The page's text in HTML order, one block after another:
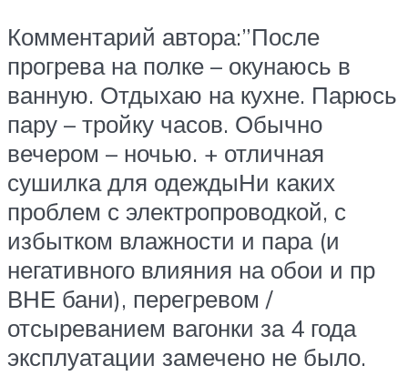
Комментарий автора:”После
прогрева на полке – окунаюсь в
ванную. Отдыхаю на кухне. Парюсь
пару – тройку часов. Обычно
вечером – ночью. + отличная
сушилка для одеждыНи каких
проблем с электропроводкой, с
избытком влажности и пара (и
негативного влияния на обои и пр
ВНЕ бани), перегревом /
отсыреванием вагонки за 4 года
эксплуатации замечено не было.